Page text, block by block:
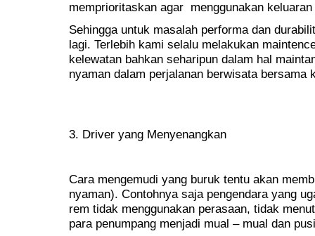
memprioritaskan agar menggunakan
Sehingga untuk masalah performa dan
lagi. Terlebih kami selalu melakukan
kelewatan bahkan seharipun dalam hal
nyaman dalam perjalanan berwisata bersama
3. Driver yang Menyenangkan
Cara mengemudi yang buruk tentu akan
nyaman). Contohnya saja pengendara yang
rem tidak menggunakan perasaan, tidak
para penumpang menjadi mual – mual dan